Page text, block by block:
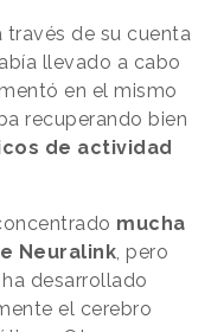
través de su cuenta
llevado a cabo
en el mismo
recuperando bien
de actividad
mucha
Neuralink, pero
desarrollado
el cerebro